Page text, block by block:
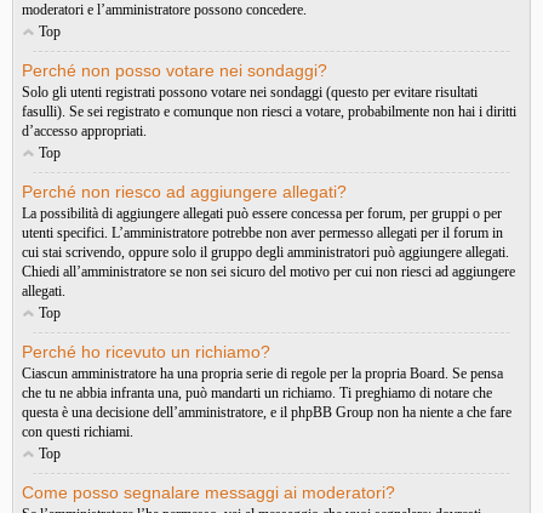
moderatori e l’amministratore possono concedere.
Top
Perché non posso votare nei sondaggi?
Solo gli utenti registrati possono votare nei sondaggi (questo per evitare risultati
fasulli). Se sei registrato e comunque non riesci a votare, probabilmente non hai i diritti
d’accesso appropriati.
Top
Perché non riesco ad aggiungere allegati?
La possibilità di aggiungere allegati può essere concessa per forum, per gruppi o per
utenti specifici. L’amministratore potrebbe non aver permesso allegati per il forum in
cui stai scrivendo, oppure solo il gruppo degli amministratori può aggiungere allegati.
Chiedi all’amministratore se non sei sicuro del motivo per cui non riesci ad aggiungere
allegati.
Top
Perché ho ricevuto un richiamo?
Ciascun amministratore ha una propria serie di regole per la propria Board. Se pensa
che tu ne abbia infranta una, può mandarti un richiamo. Ti preghiamo di notare che
questa è una decisione dell’amministratore, e il phpBB Group non ha niente a che fare
con questi richiami.
Top
Come posso segnalare messaggi ai moderatori?